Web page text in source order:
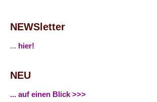
NEWSletter
... hier!
NEU
... auf einen Blick >>>